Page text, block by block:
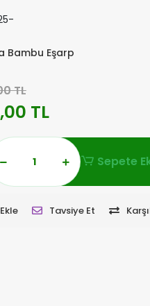
Bambu Eşarp
TL
TL
Sepete
Tavsiye Et